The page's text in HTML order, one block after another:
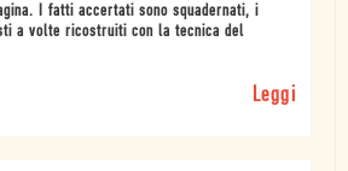
I fatti accertati sono squadernati, i
a volte ricostruiti con la tecnica del
Leggi